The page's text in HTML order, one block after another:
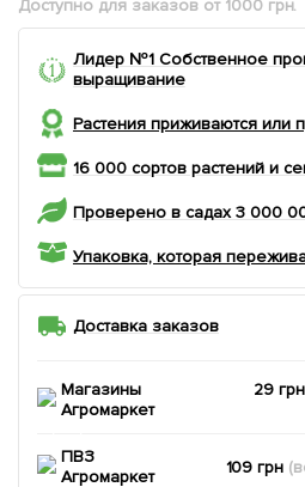
Доступно для заказов от 1000 грн.
Лидер №1 Собственное
выращивание
Растения приживаются или
16 000 сортов растений и
Проверено в садах 3 000
Упаковка, которая
Доставка заказов
Магазины
Агромаркет
29 грн
ПВЗ
Агромаркет
109 грн